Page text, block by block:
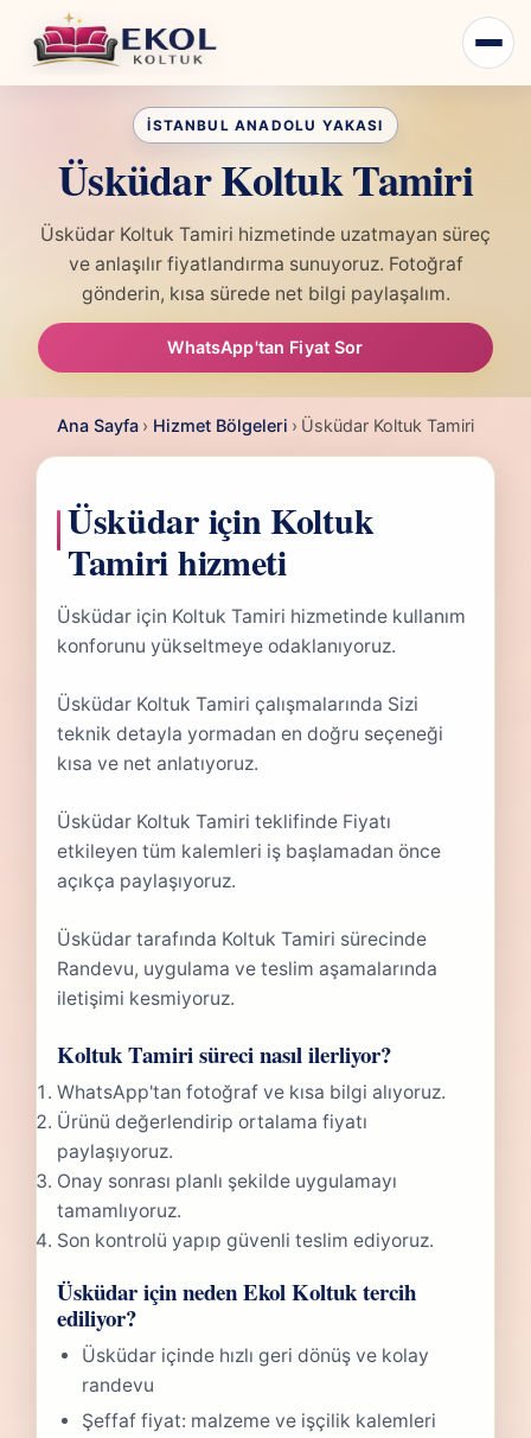
Üsküdar Koltuk Tamiri
Üsküdar Koltuk Tamiri hizmetinde uzatmayan süreç
ve anlaşılır fiyatlandırma sunuyoruz. Fotoğraf
gönderin, kısa sürede net bilgi paylaşalım.
WhatsApp'tan Fiyat Sor
Ana Sayfa › Hizmet Bölgeleri › Üsküdar Koltuk Tamiri
Üsküdar için Koltuk
Tamiri hizmeti
Üsküdar için Koltuk Tamiri hizmetinde kullanım
konforunu yükseltmeye odaklanıyoruz.
Üsküdar Koltuk Tamiri çalışmalarında Sizi
teknik detayla yormadan en doğru seçeneği
kısa ve net anlatıyoruz.
Üsküdar Koltuk Tamiri teklifinde Fiyatı
etkileyen tüm kalemleri iş başlamadan önce
açıkça paylaşıyoruz.
Üsküdar tarafında Koltuk Tamiri sürecinde
Randevu, uygulama ve teslim aşamalarında
iletişimi kesmiyoruz.
Koltuk Tamiri süreci nasıl ilerliyor?
WhatsApp'tan fotoğraf ve kısa bilgi alıyoruz.
Ürünü değerlendirip ortalama fiyatı
paylaşıyoruz.
Onay sonrası planlı şekilde uygulamayı
tamamlıyoruz.
Son kontrolü yapıp güvenli teslim ediyoruz.
Üsküdar için neden Ekol Koltuk tercih
ediliyor?
Üsküdar içinde hızlı geri dönüş ve kolay
randevu
Şeffaf fiyat: malzeme ve işçilik kalemleri